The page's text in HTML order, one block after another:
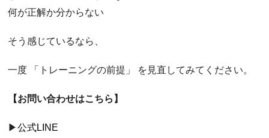
何が正解か分からない
そう感じているなら、
一度 「トレーニングの前提」 を見直してみてください。
【お問い合わせはこちら】
▶公式LINE